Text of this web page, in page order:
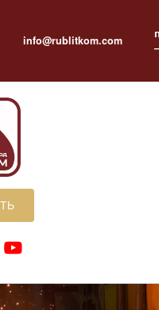
info@rublitkom.com